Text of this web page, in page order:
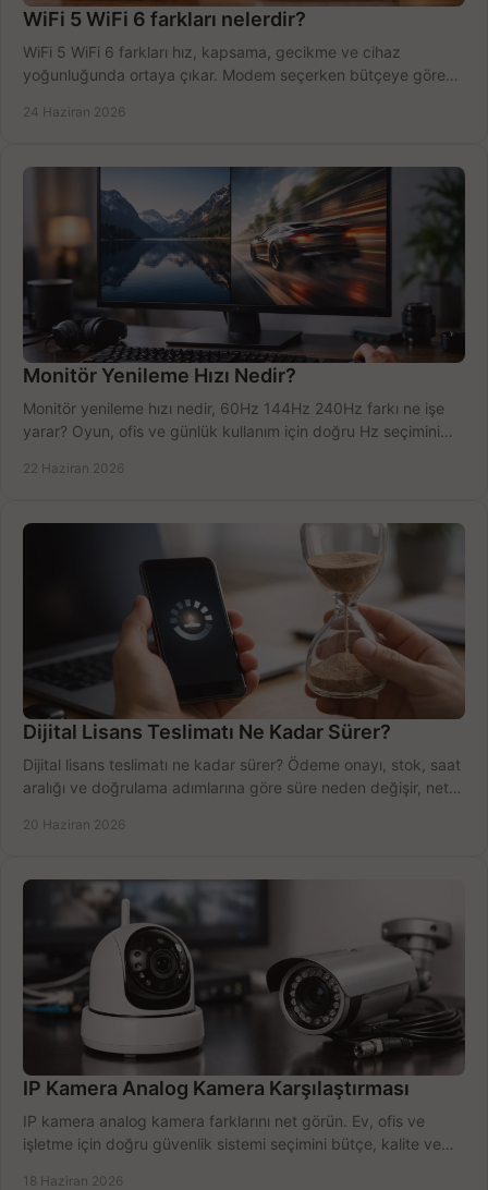
WiFi 5 WiFi 6 farkları nelerdir?
WiFi 5 WiFi 6 farkları hız, kapsama, gecikme ve cihaz
yoğunluğunda ortaya çıkar. Modem seçerken bütçeye göre
24 Haziran 2026
Monitör Yenileme Hızı Nedir?
Monitör yenileme hızı nedir, 60Hz 144Hz 240Hz farkı ne işe
yarar? Oyun, ofis ve günlük kullanım için doğru Hz seçimini
22 Haziran 2026
Dijital Lisans Teslimatı Ne Kadar Sürer?
Dijital lisans teslimatı ne kadar sürer? Ödeme onayı, stok, saat
aralığı ve doğrulama adımlarına göre süre neden değişir, net
20 Haziran 2026
IP Kamera Analog Kamera Karşılaştırması
IP kamera analog kamera farklarını net görün. Ev, ofis ve
işletme için doğru güvenlik sistemi seçimini bütçe, kalite ve
18 Haziran 2026